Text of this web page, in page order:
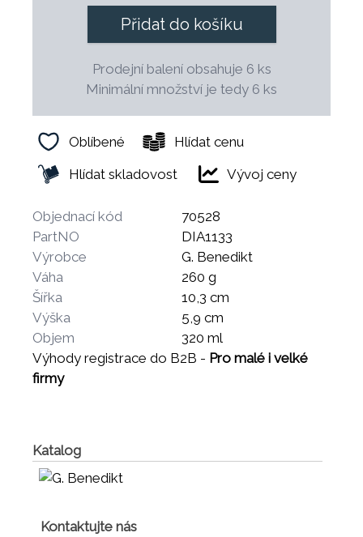
- speciální tvar šetří místo při skladování
Přidat do košíku
Prodejní balení obsahuje 6 ks
Minimální množství je tedy 6 ks
Oblíbené
Hlídat cenu
Hlídat skladovost
Vývoj ceny
Objednací kód
70528
PartNO
DIA1133
Výrobce
G. Benedikt
Váha
260 g
Šířka
10,3 cm
Výška
5,9 cm
Objem
320 ml
Výhody registrace do B2B - Pro malé i velké
firmy
Katalog
Kontaktujte nás